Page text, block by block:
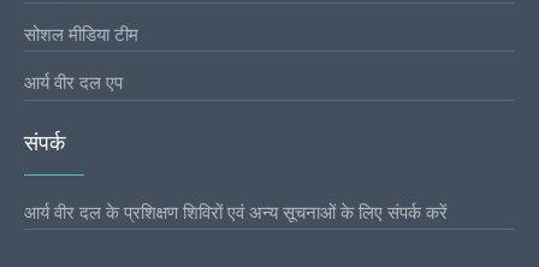
सोशल मीडिया टीम
आर्य वीर दल एप
संपर्क
आर्य वीर दल के प्रशिक्षण शिविरों एवं अन्य सूचनाओं के लिए संपर्क करें